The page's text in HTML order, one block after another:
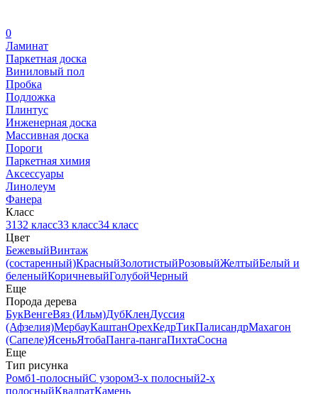
0
Ламинат
Паркетная доска
Виниловый пол
Пробка
Подложка
Плинтус
Инженерная доска
Массивная доска
Пороги
Паркетная химия
Аксессуары
Линолеум
Фанера
Класс
3132 класс33 класс34 класс
Цвет
БежевыйВинтаж
(состаренный)КрасныйЗолотистыйРозовыйЖелтыйБелый и
беленыйКоричневыйГолубойЧерный
Еще
Порода дерева
БукВенгеВяз (Ильм)ДубКленДуссия
(Афзелия)МербауКаштанОрехКедрТикПалисандрМахагон
(Сапеле)ЯсеньЯтобаПанга-пангаПихтаСосна
Еще
Тип рисунка
Ромб1-полосныйС узором3-х полосный2-х
полосныйКвадратКамень